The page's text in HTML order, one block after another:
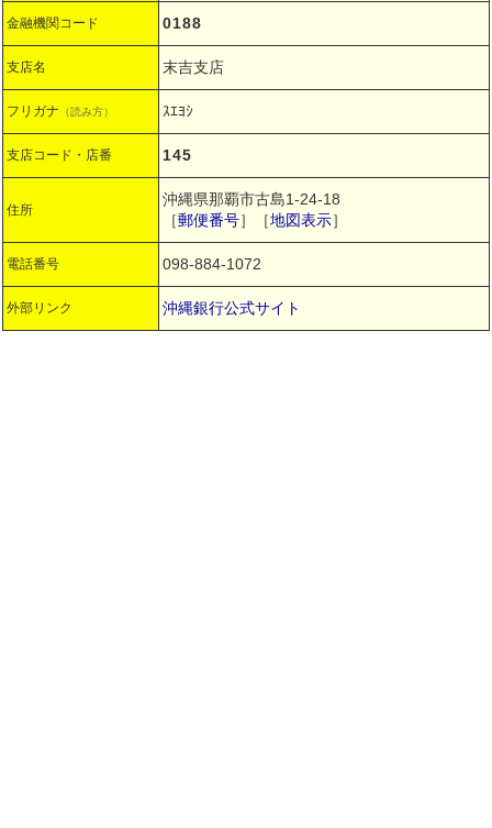
金融機関コード 0188
支店名 末吉支店
フリガナ （読み方） ｽｴﾖｼ
支店コード・店番 145
住所
沖縄県那覇市古島1-24-18
［郵便番号］［地図表示］
電話番号 098-884-1072
外部リンク 沖縄銀行公式サイト